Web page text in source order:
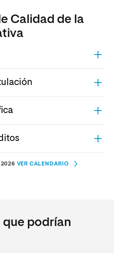
Calidad de la
2026 VER CALENDARIO
podrían